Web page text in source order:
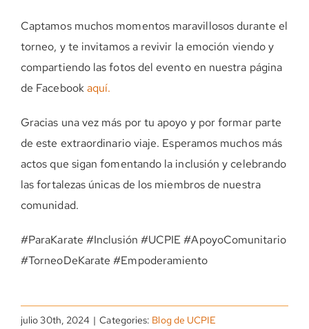
Captamos muchos momentos maravillosos durante el
torneo, y te invitamos a revivir la emoción viendo y
compartiendo las fotos del evento en nuestra página
de Facebookaquí.
Gracias una vez más por tu apoyo y por formar parte
de este extraordinario viaje. Esperamos muchos más
actos que sigan fomentando la inclusión y celebrando
las fortalezas únicas de los miembros de nuestra
comunidad.
#ParaKarate #Inclusión #UCPIE #ApoyoComunitario
#TorneoDeKarate #Empoderamiento
julio 30th, 2024 | Categories: Blog de UCPIE